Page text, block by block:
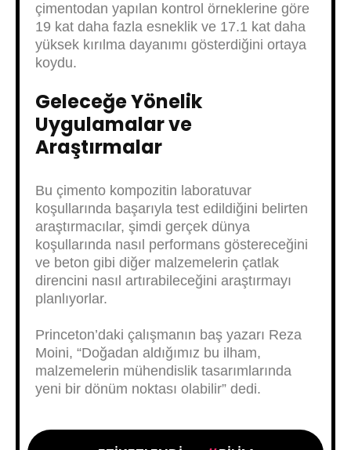
çimentodan yapılan kontrol örneklerine göre
19 kat daha fazla esneklik ve 17.1 kat daha
yüksek kırılma dayanımı gösterdiğini ortaya
koydu.
Geleceğe Yönelik
Uygulamalar ve
Araştırmalar
Bu çimento kompozitin laboratuvar
koşullarında başarıyla test edildiğini belirten
araştırmacılar, şimdi gerçek dünya
koşullarında nasıl performans göstereceğini
ve beton gibi diğer malzemelerin çatlak
direncini nasıl artırabileceğini araştırmayı
planlıyorlar.
Princeton’daki çalışmanın baş yazarı Reza
Moini, “Doğadan aldığımız bu ilham,
malzemelerin mühendislik tasarımlarında
yeni bir dönüm noktası olabilir” dedi.